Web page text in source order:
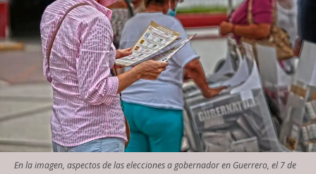
En la imagen, aspectos de las elecciones a gobernador en Guerrero, el 7 de